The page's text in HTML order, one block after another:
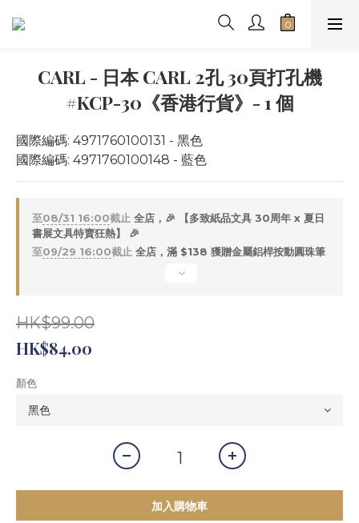
CARL - 日本 CARL 2孔 30頁打孔機
#KCP-30《香港行貨》- 1 個
國際編碼: 4971760100131 - 黑色
國際編碼: 4971760100148 - 藍色
至08/31 16:00截止 全店，🎉 【多致紙品文具 30周年 x 夏日
書展文具特賣狂熱】 🎉
至09/29 16:00截止 全店，滿 $138 獲贈金屬鋁桿按動圓珠筆
HK$99.00
HK$84.00
顏色
加入購物車